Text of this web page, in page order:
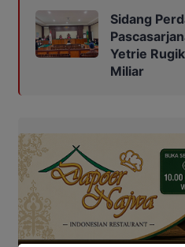
Sidang
Yetrie
Miliar